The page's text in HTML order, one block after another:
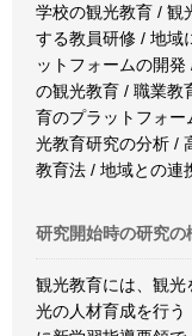
学校の観光教育 / 観
する教員研修 / 地域
ットフォームの開
の観光教育 / 職業教
育のプラットフォー
光教育研究の分析 /
教育法 / 地域との連
研究開始時の研究の
観光教育には、観光
光の人材育成を行